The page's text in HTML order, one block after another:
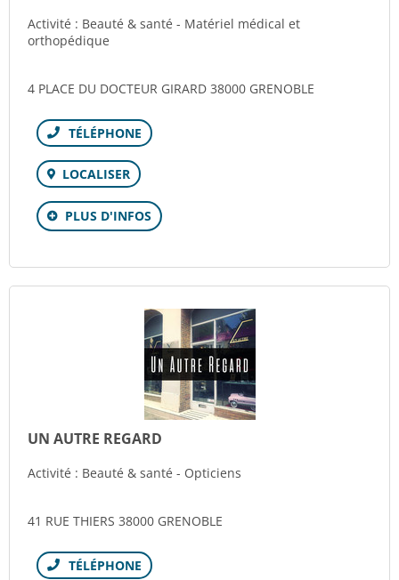
Activité : Beauté & santé - Matériel médical et
orthopédique
4 PLACE DU DOCTEUR GIRARD 38000 GRENOBLE
Téléphone
LOCALISER
PLUS D'INFOS
UN AUTRE REGARD
Activité : Beauté & santé - Opticiens
41 RUE THIERS 38000 GRENOBLE
Téléphone